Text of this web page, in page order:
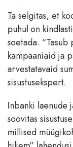
Ta selgitas, et
puhul on
soetada.
kampaaniaid ja
arvestatavaid
sisustusekspert.
Inbanki laenude
soovitas
millised